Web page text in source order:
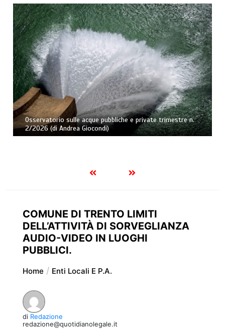
Caducazione della confisca di prevenzione per tardività e
rinnovabilità della misura. Nota a Cass., Sez. II Pen., 3
aprile 2026, ud. 19 marzo 2026, n. 12671 (di Andrea
Fortunato)
COMUNE DI TRENTO LIMITI
DELL’ATTIVITÀ DI SORVEGLIANZA
AUDIO-VIDEO IN LUOGHI
PUBBLICI.
Home Enti Locali E P.A.
di Redazione
redazione@quotidianolegale.it